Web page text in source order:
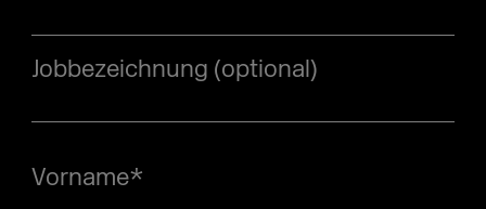
Jobbezeichnung (optional)
Vorname*